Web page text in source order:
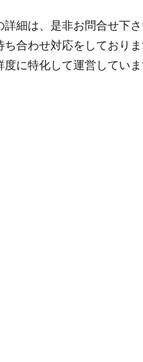
細は、是非お問合せ下さ
合わせ対応をしておりま
に特化して運営していま